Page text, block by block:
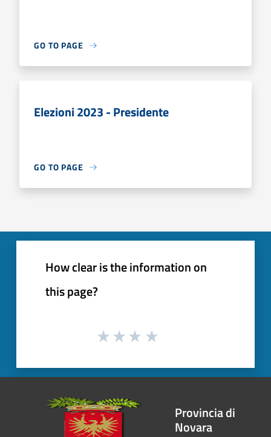
GO TO PAGE
Elezioni 2023 - Presidente
GO TO PAGE
How clear is the information on
this page?
Provincia di
Novara